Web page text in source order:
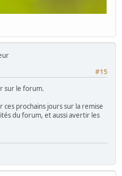
#15
sur le forum.
ces prochains jours sur la remise
du forum, et aussi avertir les